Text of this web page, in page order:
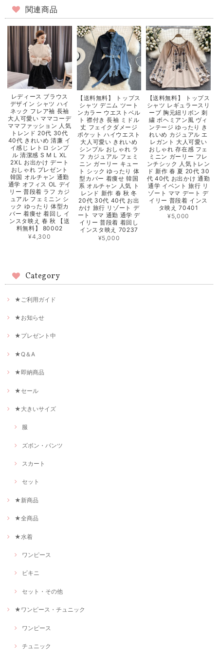
関連商品
レディース ブラウス
デザイン シャツ ハイ
ネック フレア袖 長袖
大人可愛い ママコーデ
ママファッション 人気
トレンド 20代 30代
40代 きれいめ 清廉 イ
イ感じ レトロ シンプ
ル 清潔感 S M L XL
2XL お出かけ デート
おしゃれ プレゼント
韓国 オルチャン 通勤
通学 オフィス OL デイ
リー 普段着 ラフ カジ
ュアル フェミニン シ
ック ゆったり 体型カ
バー 着痩せ 着回し イ
ンスタ映え 春 秋 【送
料無料】 80002
¥4,300
【送料無料】 トップス
シャツ デニム ツート
ンカラー ウエストベル
ト 襟付き 長袖 ミドル
丈 フェイクダメージ
ポケット ハイウエスト
大人可愛い きれいめ
シンプル おしゃれ ラ
フ カジュアル フェミ
ニン ガーリー キュー
ト シック ゆったり 体
型カバー 着痩せ 韓国
系 オルチャン 人気 ト
レンド 新作 春 秋 冬
20代 30代 40代 お出
かけ 旅行 リゾート デ
ート ママ 通勤 通学 デ
イリー 普段着 着回し
インスタ映え 70237
¥5,000
【送料無料】 トップス
シャツ レギュラースリ
ーブ 胸元紐リボン 刺
繍 ボヘミアン風 ヴィ
ンテージ ゆったり き
れいめ カジュアル エ
レガント 大人可愛い
おしゃれ 存在感 フェ
ミニン ガーリー フレ
ンチシック 人気トレン
ド 新作 春 夏 20代 30
代 40代 お出かけ 通勤
通学 イベント 旅行 リ
ゾート ママ デート デ
イリー 普段着 インス
タ映え 70401
¥5,000
Category
★ご利用ガイド
★お知らせ
★プレゼント中
★Q＆A
★即納商品
★セール
★大きいサイズ
服
ズボン・パンツ
スカート
セット
★新商品
★全商品
★水着
ワンピース
ビキニ
セット・その他
★ワンピース・チュニック
ワンピース
チュニック